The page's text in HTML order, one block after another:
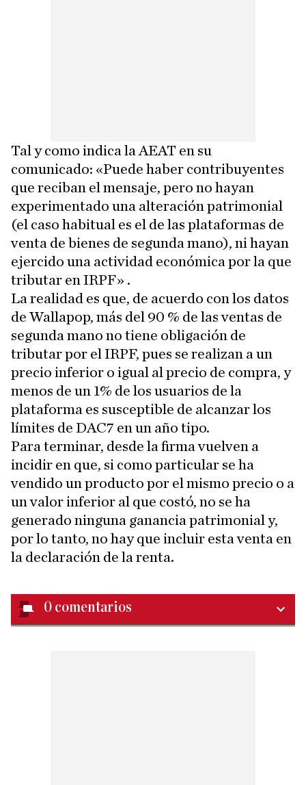
Tal y como indica la AEAT en su
comunicado: «Puede haber contribuyentes
que reciban el mensaje, pero no hayan
experimentado una alteración patrimonial
(el caso habitual es el de las plataformas de
venta de bienes de segunda mano), ni hayan
ejercido una actividad económica por la que
tributar en IRPF» .
La realidad es que, de acuerdo con los datos
de Wallapop, más del 90 % de las ventas de
segunda mano no tiene obligación de
tributar por el IRPF, pues se realizan a un
precio inferior o igual al precio de compra, y
menos de un 1% de los usuarios de la
plataforma es susceptible de alcanzar los
límites de DAC7 en un año tipo.
Para terminar, desde la firma vuelven a
incidir en que, si como particular se ha
vendido un producto por el mismo precio o a
un valor inferior al que costó, no se ha
generado ninguna ganancia patrimonial y,
por lo tanto, no hay que incluir esta venta en
la declaración de la renta.
0 comentarios